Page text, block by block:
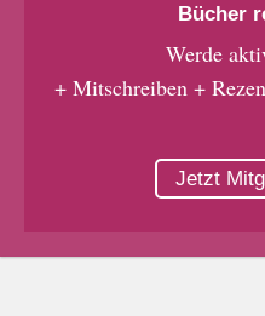
Bücher
Werde
+ Mitschreiben +
Jetzt